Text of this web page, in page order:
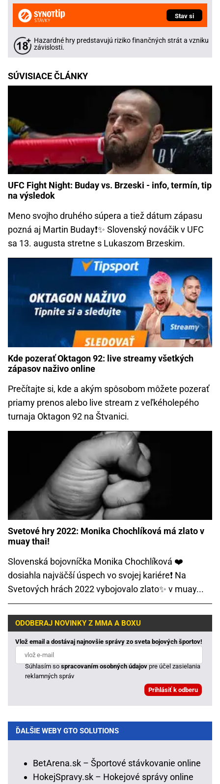
Stav si
Hazardné hry predstavujú riziko finančných strát a vzniku
závislosti.
SÚVISIACE ČLÁNKY
UFC Fight Night: Buday vs. Brzeski - info, termín, tip
na výsledok
Meno svojho druhého súpera a tiež dátum zápasu
pozná aj Martin Buday❗✨ Slovenský nováčik v UFC
sa 13. augusta stretne s Lukaszom Brzeskim.
Kde pozerať Oktagon 92: live streamy všetkých
zápasov naživo online
Prečítajte si, kde a akým spôsobom môžete pozerať
priamy prenos alebo live stream z veľkéholepého
turnaja Oktagon 92 na Štvanici.
Svetové hry 2022: Monika Chochlíková má zlato v
muay thai!
Slovenská bojovníčka Monika Chochlíková ❤️
dosiahla najväčší úspech vo svojej kariére❗ Na
Svetových hrách 2022 vybojovalo zlato✨ v muay...
ODOBERAJ NOVINKY Z MMA A BOXU
Vlož email a dostávaj najnovšie správy zo sveta bojových športov!
Súhlasím sospracovaním osobných údajovpre účel zasielania
reklamných správ
ĎALŠIE WEBY GTO SOLUTIONS
BetArena.sk – Športové stávkovanie online
HokejSpravy.sk – Hokejové správy online